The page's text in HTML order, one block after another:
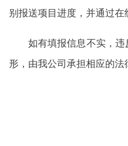
别报送项目进度，并通过在
如有填报信息不实，
形，由我公司承担相应的法